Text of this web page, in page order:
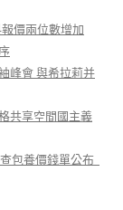
價兩位數增加
峰會 與希拉莉并
共享空間國主義
包養價錢單公布_